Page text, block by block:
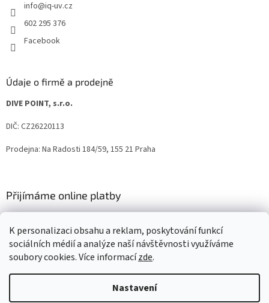
K personalizaci obsahu a reklam, poskytování funkcí
sociálních médií a analýze naší návštěvnosti využíváme
soubory cookies. Více informacízde.
Nastavení
info@iq-uv.cz
602 295 376
Facebook
Údaje o firmě a prodejně
DIVE POINT, s.r.o.
DIČ: CZ26220113
Prodejna: Na Radosti 184/59, 155 21 Praha
Přijímáme online platby